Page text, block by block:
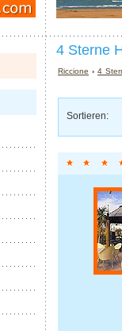
4 Sterne
Riccione ›4
Sortieren: